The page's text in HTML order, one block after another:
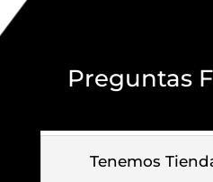
Preguntas
Tenemos